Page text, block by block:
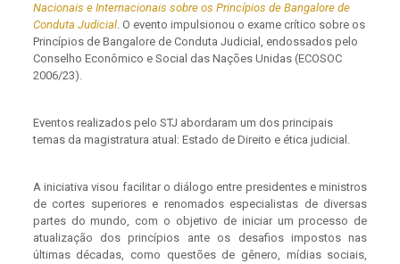
Nacionais e Internacionais sobre os Princípios de Bangalore de
Conduta Judicial. O evento impulsionou o exame crítico sobre os
Princípios de Bangalore de Conduta Judicial, endossados pelo
Conselho Econômico e Social das Nações Unidas (ECOSOC
2006/23).
Eventos realizados pelo STJ abordaram um dos principais
temas da magistratura atual: Estado de Direito e ética judicial.
A iniciativa visou facilitar o diálogo entre presidentes e ministros
de cortes superiores e renomados especialistas de diversas
partes do mundo, com o objetivo de iniciar um processo de
atualização dos princípios ante os desafios impostos nas
últimas décadas, como questões de gênero, mídias sociais,